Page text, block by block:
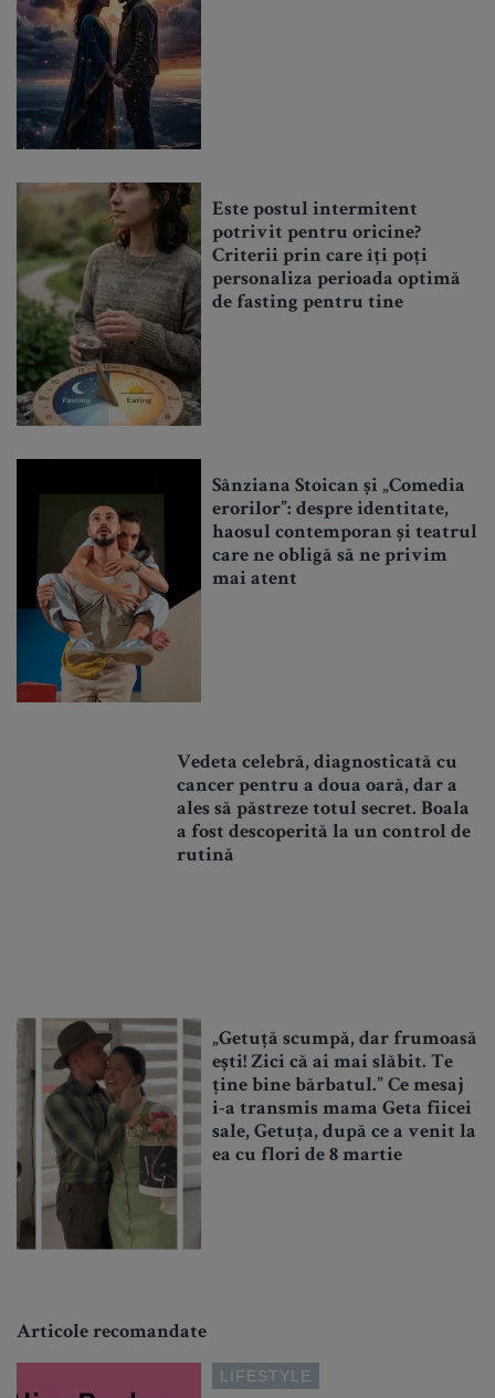
Este postul intermitent
potrivit pentru oricine?
Criterii prin care îți poți
personaliza perioada optimă
de fasting pentru tine
Sânziana Stoican și „Comedia
erorilor”: despre identitate,
haosul contemporan și teatrul
care ne obligă să ne privim
mai atent
Vedeta celebră, diagnosticată cu
cancer pentru a doua oară, dar a
ales să păstreze totul secret. Boala
a fost descoperită la un control de
rutină
„Getuță scumpă, dar frumoasă
ești! Zici că ai mai slăbit. Te
ține bine bărbatul.” Ce mesaj
i-a transmis mama Geta fiicei
sale, Getuța, după ce a venit la
ea cu flori de 8 martie
Articole recomandate
LIFESTYLE